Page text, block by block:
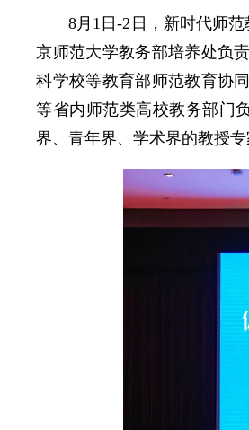
8月1日-2日，新时代师
京师范大学教务部培养处负
科学校等教育部师范教育协
等省内师范类高校教务部门
界、青年界、学术界的教授